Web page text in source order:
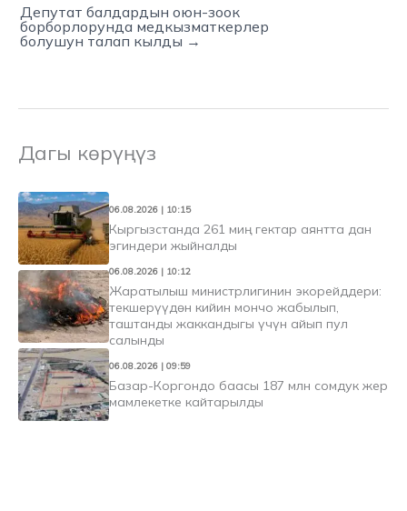
Депутат балдардын оюн-зоок
борборлорунда медкызматкерлер
болушун талап кылды →
Дагы көрүңүз
06.08.2026 | 10:15
Кыргызстанда 261 миң гектар аянтта дан
эгиндери жыйналды
06.08.2026 | 10:12
Жаратылыш министрлигинин экорейддери:
текшерүүдөн кийин мончо жабылып,
таштанды жаккандыгы үчүн айып пул
салынды
06.08.2026 | 09:59
Базар-Коргондо баасы 187 млн сомдук жер
мамлекетке кайтарылды